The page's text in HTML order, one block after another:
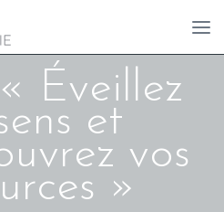
Éveillez
et
vos
»